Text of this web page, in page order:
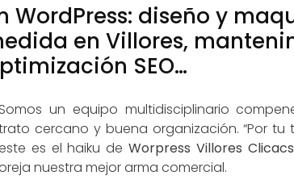
WordPress: diseño y
en Villores,
SEO…
Somos un equipo multidisciplinario
cercano y buena organización. “Por tu
es el haiku de Worpress Villores Clicacs
nuestra mejor arma comercial.